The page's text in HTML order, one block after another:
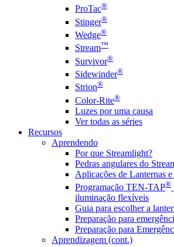
ProTac®
Stinger®
Wedge®
Stream™
Survivor®
Sidewinder®
Strion®
Color-Rite®
Luzes por uma causa
Ver todas as séries
Recursos
Aprendendo
Por que Streamlight?
Pedras angulares do
Aplicações de Lanternas
Programação TEN-TAP®
iluminação flexíveis
Guia para escolher a
Preparação para
Preparação para
Aprendizagem (cont.)